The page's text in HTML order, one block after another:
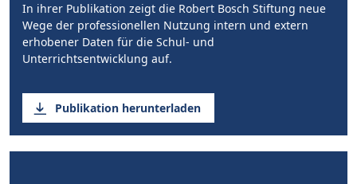
In ihrer Publikation zeigt die Robert Bosch Stiftung neue
Wege der professionellen Nutzung intern und extern
erhobener Daten für die Schul- und
Unterrichtsentwicklung auf.
Publikation herunterladen